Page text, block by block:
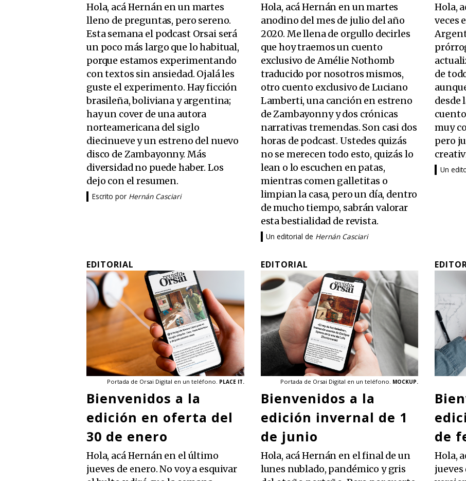
Hola, acá Hernán en un martes
lleno de preguntas, pero sereno.
Esta semana el podcast Orsai será
un poco más largo que lo habitual,
porque estamos experimentando
con textos sin ansiedad. Ojalá les
guste el experimento. Hay ficción
brasileña, boliviana y argentina;
hay un cover de una autora
norteamericana del siglo
diecinueve y un estreno del nuevo
disco de Zambayonny. Más
diversidad no puede haber. Los
dejo con el resumen.
Escrito por Hernán Casciari
Hola, acá Hernán en un martes
anodino del mes de julio del año
2020. Me llena de orgullo decirles
que hoy traemos un cuento
exclusivo de Amélie Nothomb
traducido por nosotros mismos,
otro cuento exclusivo de Luciano
Lamberti, una canción en estreno
de Zambayonny y dos crónicas
narrativas tremendas. Son casi dos
horas de podcast. Ustedes quizás
no se merecen todo esto, quizás lo
lean o lo escuchen en patas,
mientras comen galletitas o
limpian la casa, pero un día, dentro
de mucho tiempo, sabrán valorar
esta bestialidad de revista.
Un editorial de Hernán Casciari
Hola,
veces
de
desde
muy
pero
Un
EDITORIAL
Portada de Orsai Digital en un teléfono. PLACE IT.
Bienvenidos a la
edición en oferta del
30 de enero
Hola, acá Hernán en el último
jueves de enero. No voy a esquivar
EDITORIAL
Portada de Orsai Digital en un teléfono. MOCKUP.
Bienvenidos a la
edición invernal de 1
de junio
Hola, acá Hernán en el final de un
lunes nublado, pandémico y gris
de
Hola,
jueves